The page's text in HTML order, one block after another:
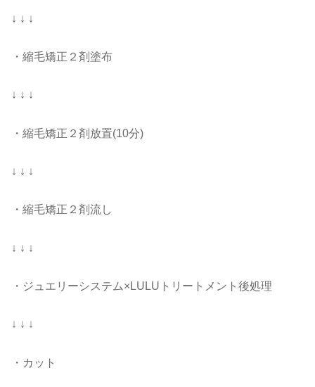
↓ ↓ ↓
・縮毛矯正２剤塗布
↓ ↓ ↓
・縮毛矯正２剤放置(10分)
↓ ↓ ↓
・縮毛矯正２剤流し
↓ ↓ ↓
・ジュエリーシステム×LULUトリートメント後処理
↓ ↓ ↓
・カット